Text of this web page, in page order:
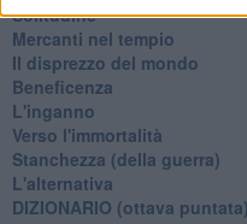
Solitudine
Mercanti nel tempio
Il disprezzo del mondo
Beneficenza
L'inganno
Verso l'immortalità
Stanchezza (della guerra)
L'alternativa
​DIZIONARIO (ottava